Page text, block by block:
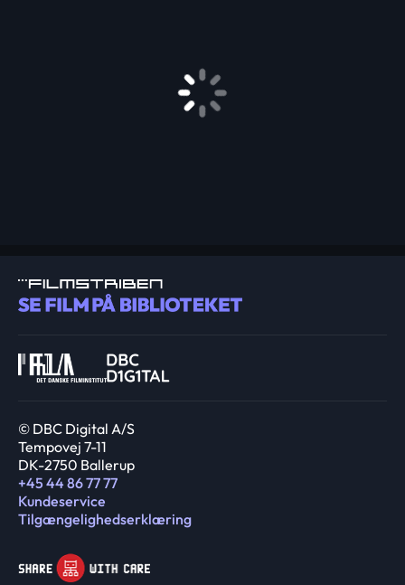
© DBC Digital A/S
Tempovej 7-11
DK-2750 Ballerup
+45 44 86 77 77
Kundeservice
Tilgængelighedserklæring